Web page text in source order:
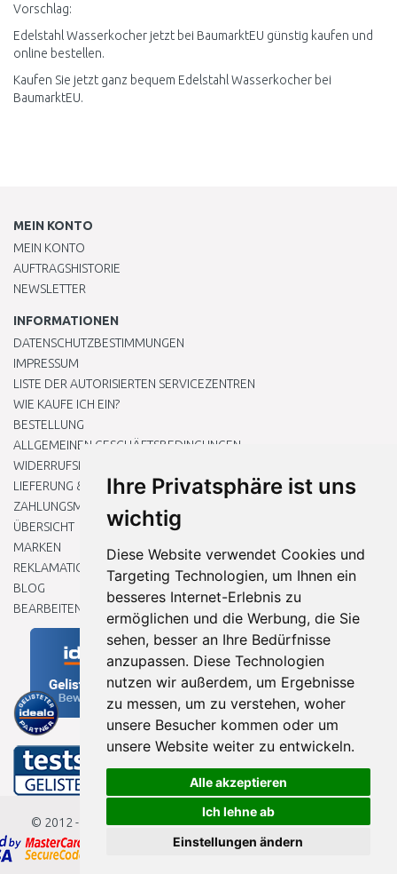
Ihre Privatsphäre ist uns
wichtig
Diese Website verwendet Cookies und
Targeting Technologien, um Ihnen ein
besseres Internet-Erlebnis zu
ermöglichen und die Werbung, die Sie
sehen, besser an Ihre Bedürfnisse
anzupassen. Diese Technologien
nutzen wir außerdem, um Ergebnisse
zu messen, um zu verstehen, woher
unsere Besucher kommen oder um
unsere Website weiter zu entwickeln.
Alle akzeptieren
Ich lehne ab
Einstellungen ändern
Vorschlag:
Edelstahl Wasserkocher jetzt bei BaumarktEU günstig kaufen und
online bestellen.
Kaufen Sie jetzt ganz bequem Edelstahl Wasserkocher bei
BaumarktEU.
MEIN KONTO
MEIN KONTO
AUFTRAGSHISTORIE
NEWSLETTER
INFORMATIONEN
DATENSCHUTZBESTIMMUNGEN
IMPRESSUM
LISTE DER AUTORISIERTEN SERVICEZENTREN
WIE KAUFE ICH EIN?
BESTELLUNG
ALLGEMEINEN GESCHÄFTSBEDINGUNGEN
WIDERRUFSRECHT
LIEFERUNG & ZAHLUNG
ZAHLUNGSMETHODEN
ÜBERSICHT
MARKEN
REKLAMATIONEN UND RETOUREN
BLOG
BEARBEITEN SIE MEINE COOKIE-EINSTELLUNGEN
© 2012 - 2026Baumarkteu.de